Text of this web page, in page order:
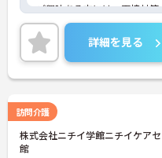
ご興味ある方には、面接対
詳細をお話しいたしますの
い。
詳細を見る
訪問介護
株式会社ニチイ学館ニチイケア
館